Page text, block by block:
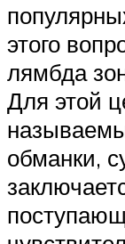
этого
лямбда
Для этой
обманки,